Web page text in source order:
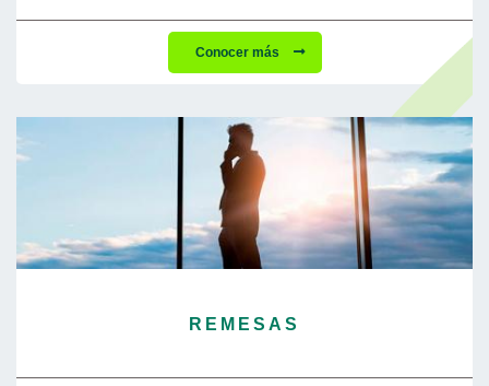
Conocer más
REMESAS